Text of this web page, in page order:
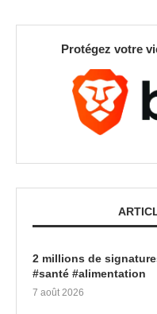
Protégez votre
2 millions de
#santé #alimentation
7 août 2026